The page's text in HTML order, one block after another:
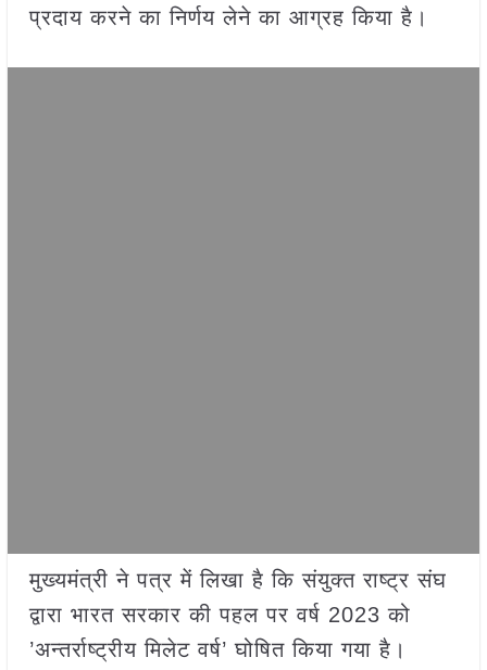
प्रदाय करने का निर्णय लेने का आग्रह किया है।
मुख्यमंत्री ने पत्र में लिखा है कि संयुक्त राष्ट्र संघ
द्वारा भारत सरकार की पहल पर वर्ष 2023 को
’अन्तर्राष्ट्रीय मिलेट वर्ष’ घोषित किया गया है।